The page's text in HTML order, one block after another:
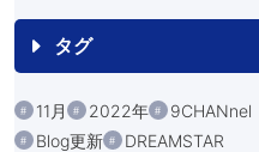
タグ
11月 2022年
9CHANnel
Blog更新
DREAMSTAR